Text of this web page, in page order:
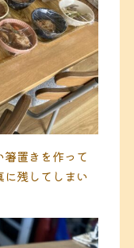
置きを作って
に残してしまい